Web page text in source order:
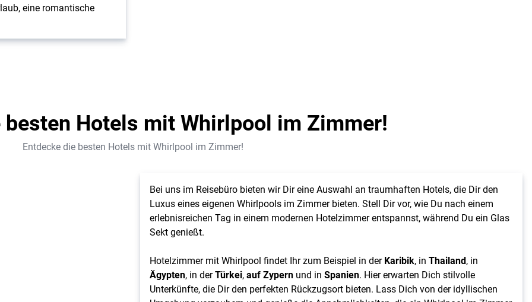
eine romantische
besten Hotels mit Whirlpool im Zimmer!
Entdecke die besten Hotels mit Whirlpool im Zimmer!
Bei uns im Reisebüro bieten wir Dir eine Auswahl an traumhaften Hotels, die Dir den
Luxus eines eigenen Whirlpools im Zimmer bieten. Stell Dir vor, wie Du nach einem
erlebnisreichen Tag in einem modernen Hotelzimmer entspannst, während Du ein Glas
Sekt genießt.
Hotelzimmer mit Whirlpool findet Ihr zum Beispiel in derKaribik, in Thailand, in
Ägypten, in derTürkei,auf Zypern und in Spanien. Hier erwarten Dich stilvolle
Unterkünfte, die Dir den perfekten Rückzugsort bieten. Lass Dich von der idyllischen